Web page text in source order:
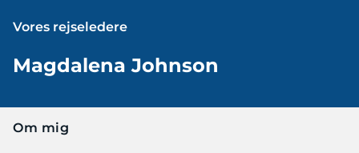
Vores rejseledere
Magdalena Johnson
Om mig